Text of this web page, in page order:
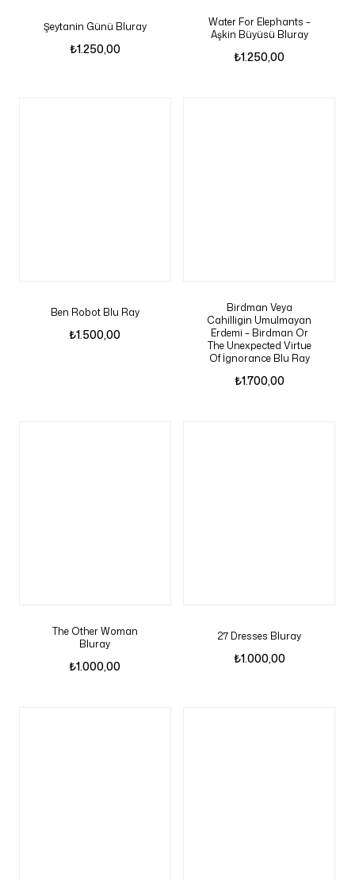
Şeytanin Günü Bluray
₺1.250,00
Water For Elephants –
Aşkin Büyüsü Bluray
₺1.250,00
Ben Robot Blu Ray
₺1.500,00
Birdman Veya
Cahilligin Umulmayan
Erdemi – Birdman Or
The Unexpected Virtue
Of İgnorance Blu Ray
₺1.700,00
The Other Woman
Bluray
₺1.000,00
27 Dresses Bluray
₺1.000,00